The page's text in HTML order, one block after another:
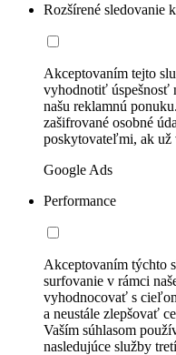
Rozšírené sledovanie
Akceptovaním tejto
vyhodnotiť úspešnosť
našu reklamnú
zašifrované osobné
poskytovateľmi, ak už
Google Ads
Performance
Akceptovaním týchto
surfovanie v rámci
vyhodnocovať s
a neustále zlepšovať
Vaším súhlasom
nasledujúce služby